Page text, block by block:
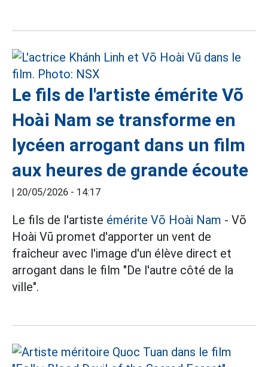
Le fils de l'artiste émérite Võ
Hoài Nam se transforme en
lycéen arrogant dans un film
aux heures de grande écoute
| 20/05/2026 - 14:17
Le fils de l'artiste émérite Võ Hoài Nam - Võ
Hoài Vũ promet d'apporter un vent de
fraîcheur avec l'image d'un élève direct et
arrogant dans le film "De l'autre côté de la
ville".